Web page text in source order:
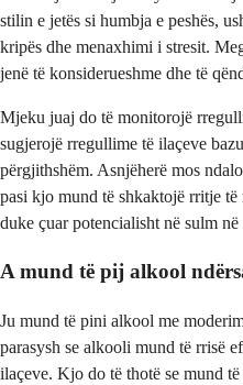
stilin e jetës si humbja e peshës,
kripës dhe menaxhimi i stresit.
jenë të konsiderueshme dhe të
Mjeku juaj do të monitorojë
sugjerojë rregullime të ilaçeve
përgjithshëm. Asnjëherë mos
pasi kjo mund të shkaktojë rritje
duke çuar potencialisht në sulm
A mund të pij alkool
Ju mund të pini alkool me
parasysh se alkooli mund të rrisë
ilaçeve. Kjo do të thotë se mund